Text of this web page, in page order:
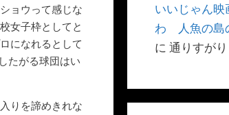
ョウって感じな
女子枠としてと
になれるとして
たがる球団はい
りを諦めきれな
いいじゃん
わ 人魚の島
に 通りすがり